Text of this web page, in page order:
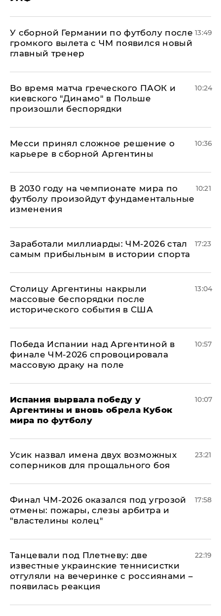
У сборной Германии по футболу после
громкого вылета с ЧМ появился новый
главный тренер
13:49
Во время матча греческого ПАОК и
киевского "Динамо" в Польше
произошли беспорядки
10:24
Месси принял сложное решение о
карьере в сборной Аргентины
10:36
В 2030 году на чемпионате мира по
футболу произойдут фундаментальные
изменения
10:21
Заработали миллиарды: ЧМ-2026 стал
самым прибыльным в истории спорта
17:23
Столицу Аргентины накрыли
массовые беспорядки после
исторического события в США
13:04
Победа Испании над Аргентиной в
финале ЧМ-2026 спровоцировала
массовую драку на поле
10:57
Испания вырвала победу у
Аргентины и вновь обрела Кубок
мира по футболу
10:07
Усик назвал имена двух возможных
соперников для прощального боя
23:21
Финал ЧМ-2026 оказался под угрозой
отмены: пожары, слезы арбитра и
"властелины колец"
17:58
Танцевали под Плетневу: две
известные украинские теннисистки
отгуляли на вечеринке с россиянами –
появилась реакция
22:19